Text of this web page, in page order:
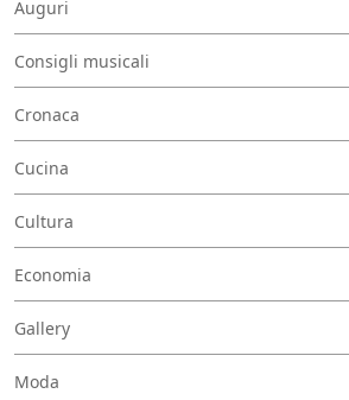
Auguri
Consigli musicali
Cronaca
Cucina
Cultura
Economia
Gallery
Moda